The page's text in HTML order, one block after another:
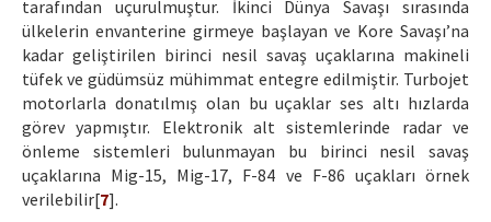
tarafından uçurulmuştur. İkinci Dünya Savaşı sırasında
ülkelerin envanterine girmeye başlayan ve Kore Savaşı’na
kadar geliştirilen birinci nesil savaş uçaklarına makineli
tüfek ve güdümsüz mühimmat entegre edilmiştir. Turbojet
motorlarla donatılmış olan bu uçaklar ses altı hızlarda
görev yapmıştır. Elektronik alt sistemlerinde radar ve
önleme sistemleri bulunmayan bu birinci nesil savaş
uçaklarına Mig-15, Mig-17, F-84 ve F-86 uçakları örnek
verilebilir[7].